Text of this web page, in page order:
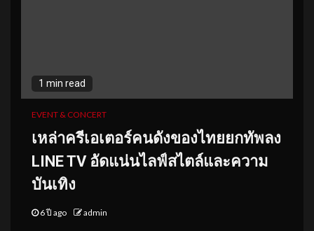
1 min read
EVENT & CONCERT
เหล่าครีเอเตอร์คนดังของไทยยกทัพลง
LINE TV อัดแน่นไลฟ์สไตล์และความ
บันเทิง
6 ปี ago admin